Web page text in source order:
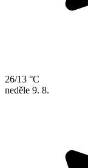
26/13 °C
neděle 9. 8.